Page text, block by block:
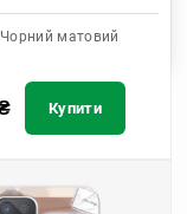
Чорний матовий
Купити